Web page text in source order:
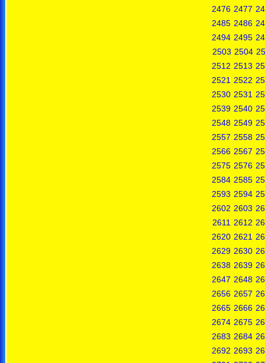
2476 2477
2485 2486
2494 2495
2503 2504
2512 2513
2521 2522
2530 2531
2539 2540
2548 2549
2557 2558
2566 2567
2575 2576
2584 2585
2593 2594
2602 2603
2611 2612
2620 2621
2629 2630
2638 2639
2647 2648
2656 2657
2665 2666
2674 2675
2683 2684
2692 2693